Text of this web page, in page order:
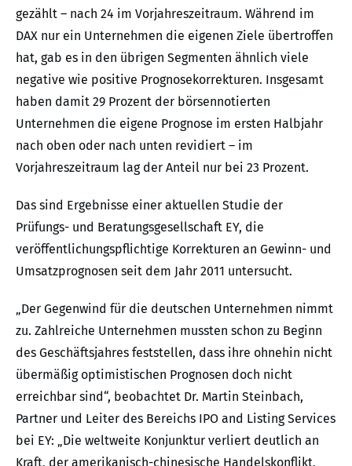
gezählt – nach 24 im Vorjahreszeitraum. Während im
DAX nur ein Unternehmen die eigenen Ziele übertroffen
hat, gab es in den übrigen Segmenten ähnlich viele
negative wie positive Prognosekorrekturen. Insgesamt
haben damit 29 Prozent der börsennotierten
Unternehmen die eigene Prognose im ersten Halbjahr
nach oben oder nach unten revidiert – im
Vorjahreszeitraum lag der Anteil nur bei 23 Prozent.
Das sind Ergebnisse einer aktuellen Studie der
Prüfungs- und Beratungsgesellschaft EY, die
veröffentlichungspflichtige Korrekturen an Gewinn- und
Umsatzprognosen seit dem Jahr 2011 untersucht.
„Der Gegenwind für die deutschen Unternehmen nimmt
zu. Zahlreiche Unternehmen mussten schon zu Beginn
des Geschäftsjahres feststellen, dass ihre ohnehin nicht
übermäßig optimistischen Prognosen doch nicht
erreichbar sind“, beobachtet Dr. Martin Steinbach,
Partner und Leiter des Bereichs IPO and Listing Services
bei EY: „Die weltweite Konjunktur verliert deutlich an
Kraft, der amerikanisch-chinesische Handelskonflikt,